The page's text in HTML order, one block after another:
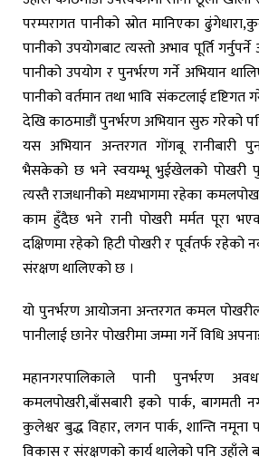
परम्परागत पानीको स्रोत मानिएका
पानीको उपयोगबाट त्यस्तो अभाव पूर्ति
पानीको उपयोग र पुनर्भरण गर्ने अभियान
पानीको वर्तमान तथा भावि संकटलाई
देखि काठमाडौं पुनर्भरण अभियान सुरु गरेको
यस अभियान अन्तरगत गोंगबू रानीबारी
भैसकेको छ भने स्वयम्भू भुईखेलको पोखरी
त्यस्तै राजधानीको मध्यभागमा रहेका
काम हुँदैछ भने रानी पोखरी मर्मत पूरा
दक्षिणमा रहेको हिटी पोखरी र पूर्वतर्फ रहेको
संरक्षण थालिएको छ ।
यो पुनर्भरण आयोजना अन्तरगत कमल
पानीलाई छानेर पोखरीमा जम्मा गर्ने विधि
महानगरपालिकाले पानी पुनर्भरण
कमलपोखरी,बाँसबारी इको पार्क, बागमती
कुलेश्वर बुद्ध विहार, लगन पार्क, शान्ति नमूना
विकास र संरक्षणको कार्य थालेको पनि उहाँले